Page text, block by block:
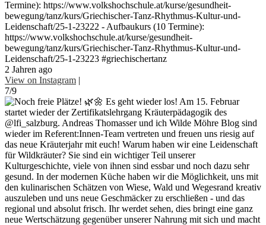
Termine): https://www.volkshochschule.at/kurse/gesundheit-
bewegung/tanz/kurs/Griechischer-Tanz-Rhythmus-Kultur-und-
Leidenschaft/25-1-23222 - Aufbaukurs (10 Termine):
https://www.volkshochschule.at/kurse/gesundheit-
bewegung/tanz/kurs/Griechischer-Tanz-Rhythmus-Kultur-und-
Leidenschaft/25-1-23223 #griechischertanz
2 Jahren ago
View on Instagram |
7/9